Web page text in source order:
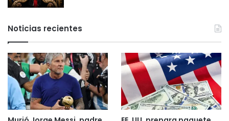
Noticias recientes